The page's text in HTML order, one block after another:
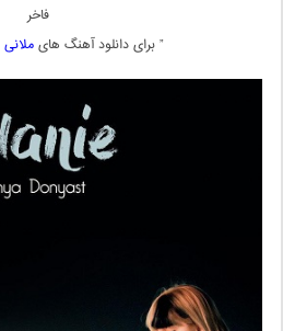
فاخر
” برای دانلود آهنگ هایملانی